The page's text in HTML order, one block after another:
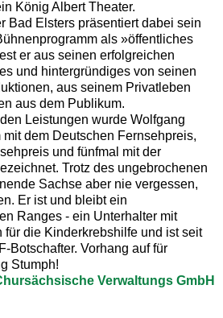
König Albert Theater.
Bad Elsters präsentiert dabei sein
als »öffentliches
er aus seinen erfolgreichen
und hintergründiges von seinen
aus seinem Privatleben
aus dem Publikum.
Leistungen wurde Wolfgang
dem Deutschen Fernsehpreis,
und fünfmal mit der
Trotz des ungebrochenen
Sachse aber nie vergessen,
Er ist und bleibt ein
Ranges - ein Unterhalter mit
für die Kinderkrebshilfe und ist seit
Botschafter. Vorhang auf für
Stumph!
Verwaltungs GmbH